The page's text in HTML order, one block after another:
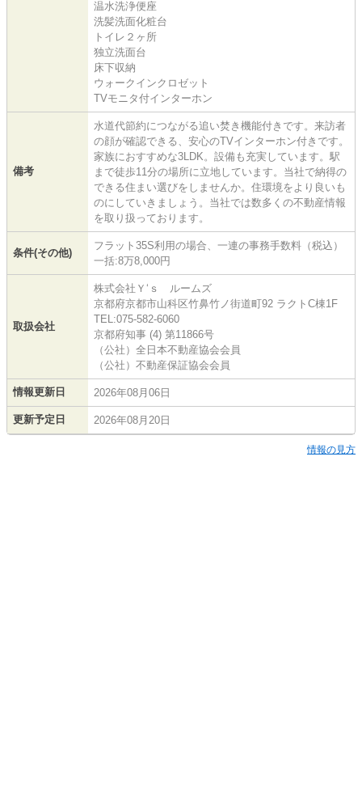
温水洗浄便座
洗髪洗面化粧台
トイレ２ヶ所
独立洗面台
床下収納
ウォークインクロゼット
TVモニタ付インターホン
備考
水道代節約につながる追い焚き機能付きです。来訪者
の顔が確認できる、安心のTVインターホン付きです。
家族におすすめな3LDK。設備も充実しています。駅
まで徒歩11分の場所に立地しています。当社で納得の
できる住まい選びをしませんか。住環境をより良いも
のにしていきましょう。当社では数多くの不動産情報
を取り扱っております。
条件(その他)
フラット35S利用の場合、一連の事務手数料（税込）
一括:8万8,000円
取扱会社
株式会社Ｙ‘ｓ ルームズ
京都府京都市山科区竹鼻竹ノ街道町92 ラクトC棟1F
TEL:075-582-6060
京都府知事 (4) 第11866号
（公社）全日本不動産協会会員
（公社）不動産保証協会会員
情報更新日 2026年08月06日
更新予定日 2026年08月20日
情報の見方